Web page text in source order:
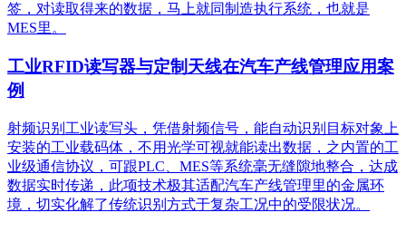
签，对读取得来的数据，马上就同制造执行系统，也就是
MES里。
工业RFID读写器与定制天线在汽车产线管理应用案
例
射频识别工业读写头，凭借射频信号，能自动识别目标对象上
安装的工业载码体，不用光学可视就能读出数据，之内置的工
业级通信协议，可跟PLC、MES等系统毫无缝隙地整合，达成
数据实时传递，此项技术极其适配汽车产线管理里的金属环
境，切实化解了传统识别方式于复杂工况中的受限状况。